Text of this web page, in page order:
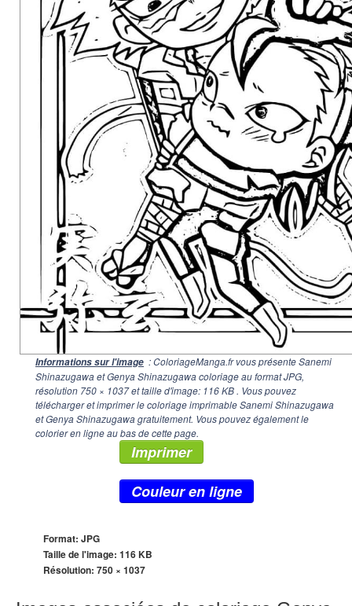
Informations sur l'image : ColoriageManga.fr vous présente Sanemi
Shinazugawa et Genya Shinazugawa coloriage au format JPG,
résolution 750 × 1037et taille d'image: 116 KB . Vous pouvez
télécharger et imprimer le coloriage imprimable Sanemi Shinazugawa
et Genya Shinazugawa gratuitement. Vous pouvez également le
colorier en ligne au bas de cette page.
Imprimer
Couleur en ligne
Format: JPG
Taille de l'image: 116 KB
Résolution: 750 × 1037